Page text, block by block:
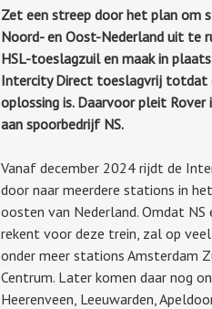
Zet een streep door het plan om
Noord- en Oost-Nederland uit te
HSL-toeslagzuil en maak in
Intercity Direct toeslagvrij totdat
oplossing is. Daarvoor pleit Rover
aan spoorbedrijf NS.
Vanaf december 2024 rijdt de
door naar meerdere stations in
oosten van Nederland. Omdat NS
rekent voor deze trein, zal op
onder meer stations Amsterdam
Centrum. Later komen daar nog
Heerenveen, Leeuwarden,